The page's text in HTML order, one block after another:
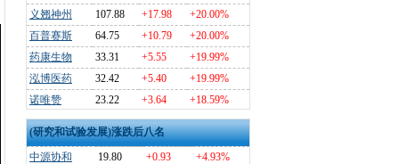
义翘神州
107.88 +17.98
+20.00%
百普赛斯
64.75 +10.79
+20.00%
药康生物
33.31 +5.55
+19.99%
泓博医药
32.42 +5.40
+19.99%
诺唯赞
23.22 +3.64 +18.59%
(研究和试验发展)涨跌后八名
中源协和
19.80 +0.93
+4.93%